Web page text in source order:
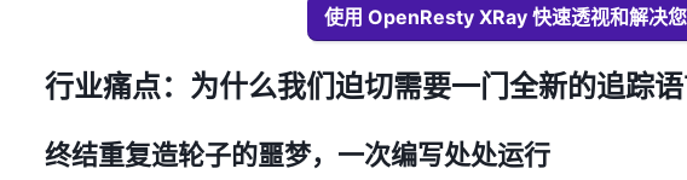
使用 OpenResty XRay 快速透视和解决
行业痛点：为什么我们迫切需要一门全新的追踪语
终结重复造轮子的噩梦，一次编写处处运行